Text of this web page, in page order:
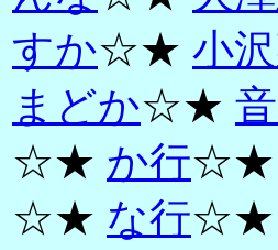
すか☆★ 小
まどか☆★
☆★ か行☆★
☆★ な行☆★